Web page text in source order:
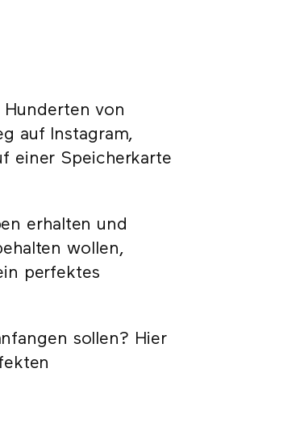
von
auf Instagram,
einer Speicherkarte
erhalten und
wollen,
perfektes
sollen? Hier